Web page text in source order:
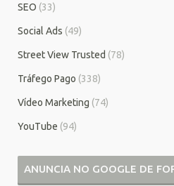
SEO (33)
Social Ads (49)
Street View Trusted (78)
Tráfego Pago (338)
Vídeo Marketing (74)
YouTube (94)
ANUNCIA NO GOOGLE DE